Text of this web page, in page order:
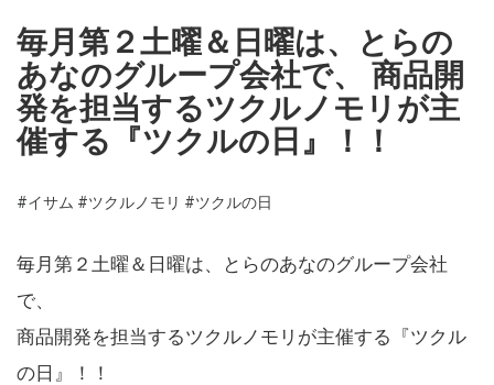
毎月第２土曜＆日曜は、とらの
あなのグループ会社で、 商品開
発を担当するツクルノモリが主
催する『ツクルの日』！！
#イサム #ツクルノモリ #ツクルの日
毎月第２土曜＆日曜は、とらのあなのグループ会社
で、
商品開発を担当するツクルノモリが主催する『ツクル
の日』！！